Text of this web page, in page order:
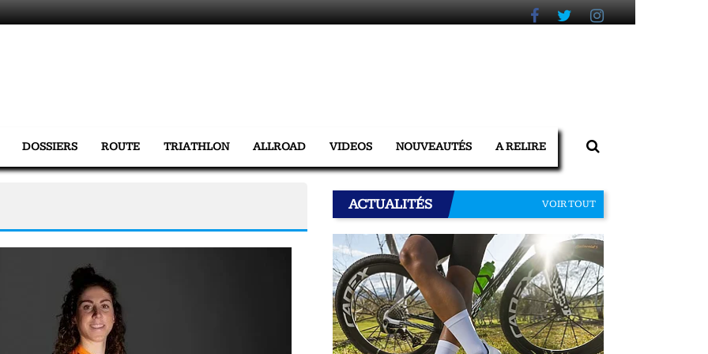
DOSSIERS ROUTE TRIATHLON ALLROAD VIDEOS NOUVEAUTÉS A RELIRE
ACTUALITÉS VOIR TOUT